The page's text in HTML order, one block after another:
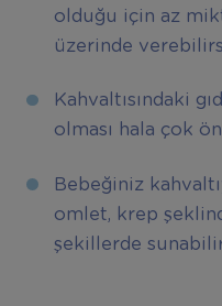
olduğu için az
üzerinde
Kahvaltısındaki
olması hala çok
Bebeğiniz
omlet, krep
şekillerde